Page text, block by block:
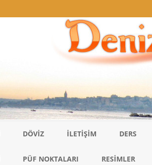
DÖVIZ İLETIŞIM DERS
PÜF NOKTALARI RESIMLER